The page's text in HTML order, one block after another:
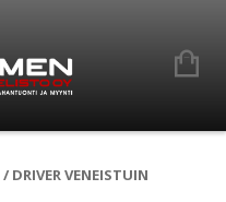
/ DRIVER VENEISTUIN